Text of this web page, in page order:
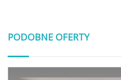
PODOBNE OFERTY